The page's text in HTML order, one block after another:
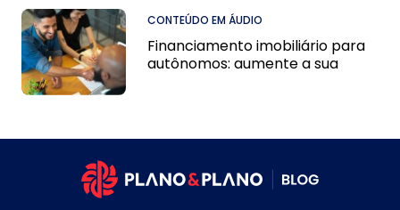
CONTEÚDO EM ÁUDIO
Financiamento imobiliário para
autônomos: aumente a sua